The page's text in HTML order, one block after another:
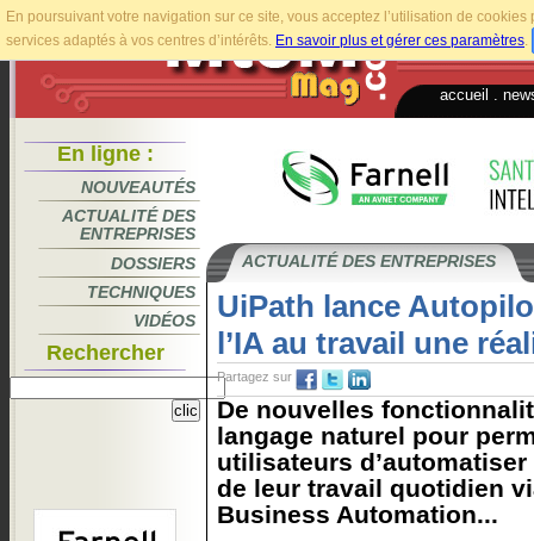
En poursuivant votre navigation sur ce site, vous acceptez l’utilisation de
services adaptés à vos centres d’intérêts. En savoir plus et gérer ces paramètres.
accueil
En ligne :
NOUVEAUTÉS
ACTUALITÉ DES
ENTREPRISES
DOSSIERS
TECHNIQUES
VIDÉOS
Rechercher
ACTUALITÉ DES ENTREPRISES
UiPath lance
l’IA au travail une
Partagez sur
De nouvelles
langage naturel pour
utilisateurs
de leur travail quotidien
Business Automation...